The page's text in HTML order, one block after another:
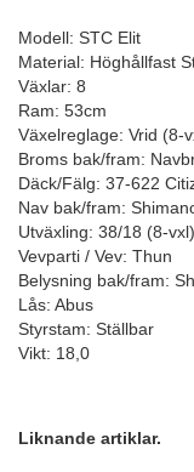
Modell: STC Elit
Material: Höghållfast
Växlar: 8
Ram: 53cm
Växelreglage: Vrid (8-
Broms bak/fram:
Däck/Fälg: 37-622
Nav bak/fram:
Utväxling: 38/18 (8-vxl)
Vevparti / Vev: Thun
Belysning bak/fram:
Lås: Abus
Styrstam: Ställbar
Vikt: 18,0
Liknande artiklar.